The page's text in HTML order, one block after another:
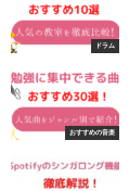
ドラム
おすすめの音楽